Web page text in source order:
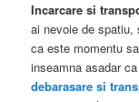
Incarcare si
ai nevoie de spatiu,
ca este momentu
inseamna asadar
debarasare si